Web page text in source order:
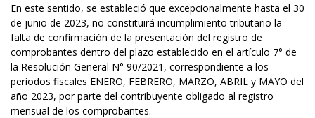
En este sentido, se estableció que excepcionalmente hasta el 30
de junio de 2023, no constituirá incumplimiento tributario la
falta de confirmación de la presentación del registro de
comprobantes dentro del plazo establecido en el artículo 7° de
la Resolución General N° 90/2021, correspondiente a los
periodos fiscales ENERO, FEBRERO, MARZO, ABRIL y MAYO del
año 2023, por parte del contribuyente obligado al registro
mensual de los comprobantes.